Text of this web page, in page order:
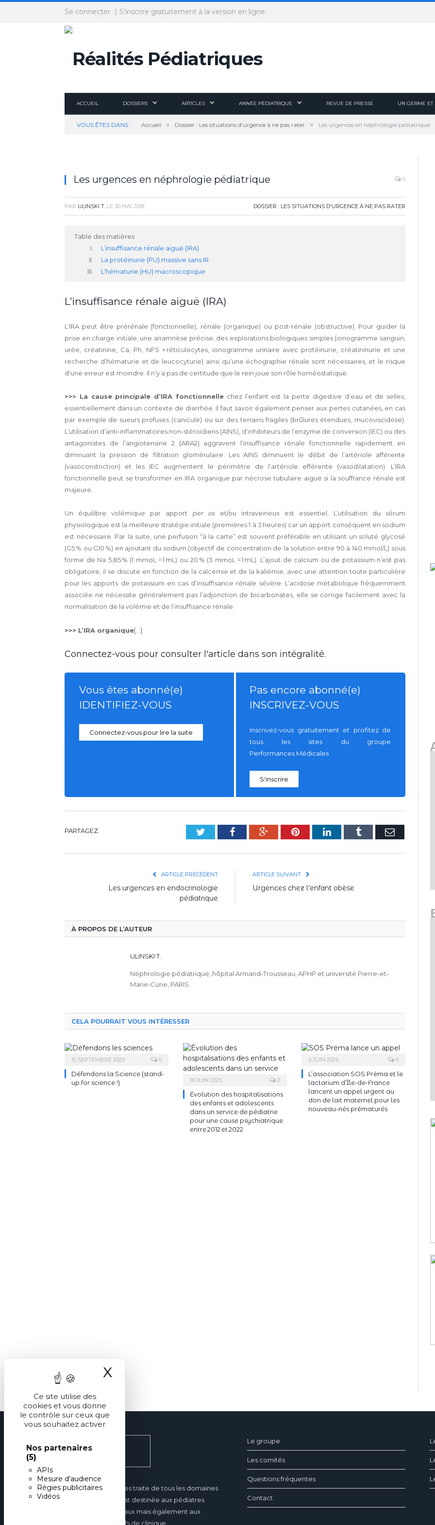
Panneau de gestion des cookies
Ce site utilise des
cookies et vous donne
le contrôle sur ceux que
vous souhaitez activer
Nos partenaires
(5)
APIs
Mesure d'audience
Régies publicitaires
Vidéos
X
Se connecter S'inscrire gratuitement à la version en ligne
ACCUEIL DOSSIERS ARTICLES ANNÉE PÉDIATRIQUE REVUE DE PRESSE UN GERME ET
VOUS ÊTES DANS : Accueil » Dossier : Les situations d'urgence à ne pas rater » Les urgences en néphrologie pédiatrique
Les urgences en néphrologie pédiatrique 0
PAR ULINSKI T. LE 30 MAI 2018 DOSSIER : LES SITUATIONS D'URGENCE À NE PAS RATER
Table des matières
L’insuffisance rénale aiguë (IRA)
La protéinurie (PU) massive sans IR
L’hématurie (HU) macroscopique
L’insuffisance rénale aiguë (IRA)
L’IRA peut être prérénale (fonctionnelle), rénale (organique) ou post-rénale (obstructive). Pour guider la
prise en charge initiale, une anamnèse précise, des explorations biologiques simples (ionogramme sanguin,
urée, créatinine, Ca, Ph, NFS + réticulocytes, ionogramme urinaire avec protéinurie, créatininurie et une
recherche d’hématurie et de leucocyturie) ainsi qu’une échographie rénale sont nécessaires, et le risque
d’une erreur est moindre. Il n’y a pas de certitude que le rein joue son rôle homéostatique.
>>> La cause principale d’IRA fonctionnelle chez l’enfant est la perte digestive d’eau et de selles,
essentiellement dans un contexte de diarrhée. Il faut savoir également penser aux pertes cutanées, en cas
par exemple de sueurs profuses (canicule) ou sur des terrains fragiles (brûlures étendues, mucoviscidose).
L’utilisation d’anti-inflammatoires non-stéroïdiens (AINS), d’inhibiteurs de l’enzyme de conversion (IEC) ou des
antagonistes de l’angiotensine 2 (ARA2) aggravent l’insuffisance rénale fonctionnelle rapidement en
diminuant la pression de filtration glomérulaire. Les AINS diminuent le débit de l’artériole afférente
(vasoconstriction) et les IEC augmentent le périmètre de l’artériole efférente (vasodilatation). L’IRA
fonctionnelle peut se transformer en IRA organique par nécrose tubulaire aiguë si la souffrance rénale est
majeure.
Un équilibre volémique par apport per oset/ou intraveineux est essentiel. L’utilisation du sérum
physiologique est la meilleure stratégie initiale (premières 1 à 3 heures) car un apport conséquent en sodium
est nécessaire. Par la suite, une perfusion “à la carte” est souvent préférable en utilisant un soluté glycosé
(G5 % ou G10 %) en ajoutant du sodium (objectif de concentration de la solution entre 90 à 140 mmol/L) sous
forme de Na 5,85 % (1 mmoL = 1 mL) ou 20 % (3 mmoL = 1 mL). L’ajout de calcium ou de potassium n’est pas
obligatoire, il se discute en fonction de la calcémie et de la kaliémie, avec une attention toute particulière
pour les apports de potassium en cas d’insuffisance rénale sévère. L’acidose métabolique fréquemment
associée ne nécessite généralement pas l’adjonction de bicarbonates, elle se corrige facilement avec la
normalisation de la volémie et de l’insuffisance rénale.
>>> L’IRA organique[...]
Connectez-vous pour consulter l'article dans son intégralité.
Vous êtes abonné(e)
IDENTIFIEZ-VOUS
Connectez-vous pour lire la suite
Pas encore abonné(e)
INSCRIVEZ-VOUS
Inscrivez-vous gratuitement et profitez de
tous les sites du groupe
Performances Médicales
S'inscrire
PARTAGEZ. TwitterFacebookGoogle+PinterestLinkedInTumblr E-
ARTICLE PRÉCÉDENT
Les urgences en endocrinologie
pédiatrique
ARTICLE SUIVANT
Urgences chez l’enfant obèse
À PROPOS DE L’AUTEUR
ULINSKI T.
Néphrologie pédiatrique, hôpital Armand-Trousseau, APHP et université Pierre-et-
Marie-Curie, PARIS.
CELA POURRAIT VOUS INTÉRESSER
15 SEPTEMBRE 2025 0
Défendons la Science (stand-
up for science !)
18 JUIN 2025 0
Évolution des hospitalisations
des enfants et adolescents
dans un service de pédiatrie
pour une cause psychiatrique
entre 2012 et 2022
5 JUIN 2025 0
L’association SOS Préma et le
lactarium d’Île-de-France
lancent un appel urgent au
don de lait maternel pour les
nouveau-nés prématurés
Réalités Pédiatriques traite de tous les domaines
de la pédiatrie et est destinée aux pédiatres
hospitaliers et libéraux mais également aux
internes et aux chefs de clinique.
Le groupe
Les comités
Questions fréquentes
Contact